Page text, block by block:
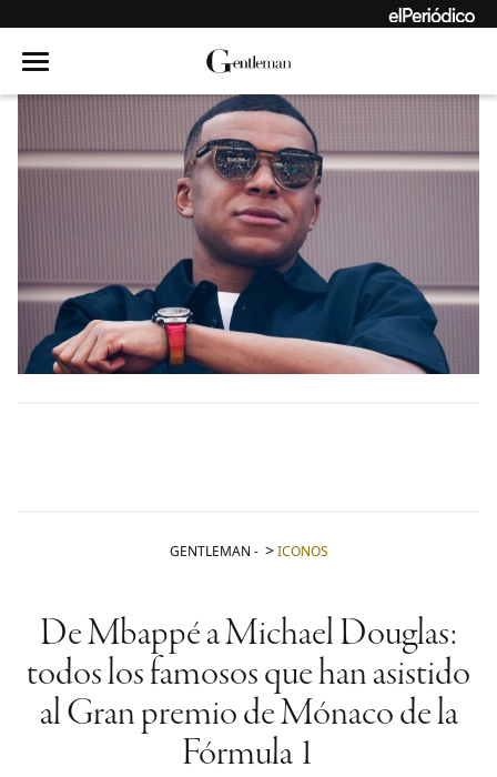
GENTLEMAN - ICONOS
De Mbappé a Michael Douglas:
todos los famosos que han asistido
al Gran premio de Mónaco de la
Fórmula 1